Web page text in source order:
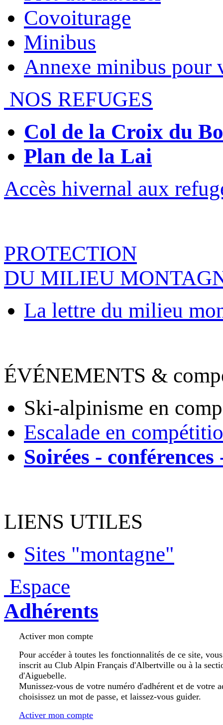
Covoiturage
Minibus
Annexe minibus pour
NOS REFUGES
Col de la Croix du
Plan de la Lai
Accès hivernal aux
PROTECTION
DU MILIEU
La lettre du milieu
ÉVÉNEMENTS &
Ski-alpinisme en
Escalade en
Soirées - conférences
LIENS UTILES
Sites "montagne"
Espace
Adhérents
Activer mon compte
Pour accéder à toutes les fonctionnalités de ce site,
inscrit au Club Alpin Français d'Albertville ou à la
d'Aiguebelle.
Munissez-vous de votre numéro d'adhérent et de votre
choisissez un mot de passe, et laissez-vous guider.
Activer mon compte